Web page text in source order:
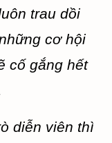
trau dồi
cơ hội
cố gắng hết
diễn viên thì